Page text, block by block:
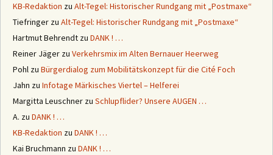
KB-Redaktion zu Alt-Tegel: Historischer Rundgang mit „Postmaxe“
Tiefringer zu Alt-Tegel: Historischer Rundgang mit „Postmaxe“
Hartmut Behrendt zu DANK ! …
Reiner Jäger zu Verkehrsmix im Alten Bernauer Heerweg
Pohl zu Bürgerdialog zum Mobilitätskonzept für die Cité Foch
Jahn zu Infotage Märkisches Viertel – Helferei
Margitta Leuschner zu Schlupflider? Unsere AUGEN …
A. zu DANK ! …
KB-Redaktion zu DANK ! …
Kai Bruchmann zu DANK ! …